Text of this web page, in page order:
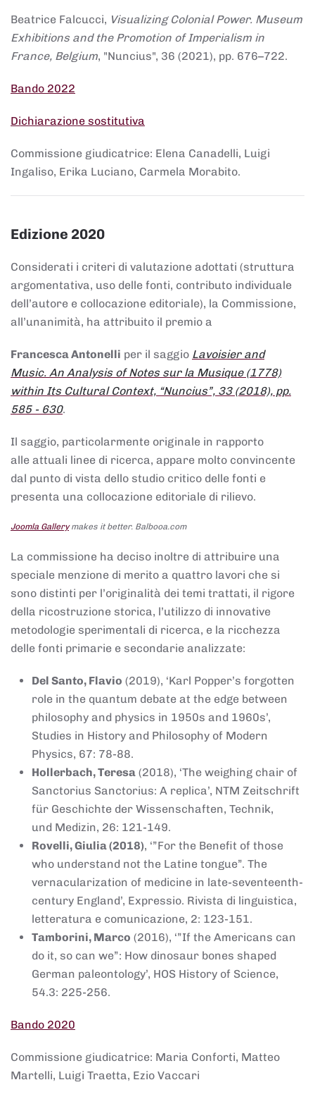
Beatrice Falcucci, Visualizing Colonial Power. Museum
Exhibitions and the Promotion of Imperialism in
France, Belgium, "Nuncius", 36 (2021), pp. 676–722.
Bando 2022
Dichiarazione sostitutiva
Commissione giudicatrice: Elena Canadelli, Luigi
Ingaliso, Erika Luciano, Carmela Morabito.
Edizione 2020
Considerati i criteri di valutazione adottati (struttura
argomentativa, uso delle fonti, contributo individuale
dell’autore e collocazione editoriale), la Commissione,
all’unanimità, ha attribuito il premio a
Francesca Antonelli per il saggio Lavoisier and
Music. An Analysis of Notes sur la Musique (1778)
within Its Cultural Context, “Nuncius”, 33 (2018), pp.
585 - 630.
Il saggio, particolarmente originale in rapporto
alle attuali linee di ricerca, appare molto convincente
dal punto di vista dello studio critico delle fonti e
presenta una collocazione editoriale di rilievo.
Joomla Gallerymakes it better. Balbooa.com
La commissione ha deciso inoltre di attribuire una
speciale menzione di merito a quattro lavori che si
sono distinti per l’originalità dei temi trattati, il rigore
della ricostruzione storica, l’utilizzo di innovative
metodologie sperimentali di ricerca, e la ricchezza
delle fonti primarie e secondarie analizzate:
Del Santo, Flavio (2019), ‘Karl Popper’s forgotten
role in the quantum debate at the edge between
philosophy and physics in 1950s and 1960s’,
Studies in History and Philosophy of Modern
Physics, 67: 78-88.
Hollerbach, Teresa (2018), ‘The weighing chair of
Sanctorius Sanctorius: A replica’, NTM Zeitschrift
für Geschichte der Wissenschaften, Technik,
und Medizin, 26: 121-149.
Rovelli, Giulia (2018), ‘”For the Benefit of those
who understand not the Latine tongue”. The
vernacularization of medicine in late-seventeenth-
century England’, Expressio. Rivista di linguistica,
letteratura e comunicazione, 2: 123-151.
Tamborini, Marco (2016), ‘”If the Americans can
do it, so can we”: How dinosaur bones shaped
German paleontology’, HOS History of Science,
54.3: 225-256.
Bando 2020
Commissione giudicatrice: Maria Conforti, Matteo
Martelli, Luigi Traetta, Ezio Vaccari